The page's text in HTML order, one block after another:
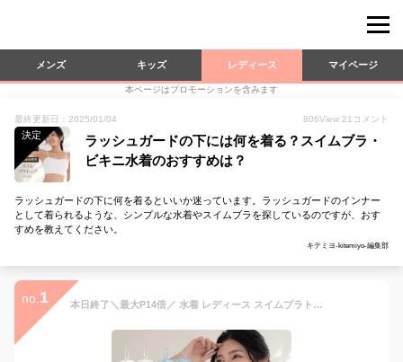
メンズ キッズ レディース マイページ
本ページはプロモーションを含みます
最終更新日：2025/01/04 806View 21 コメント
決定
ラッシュガードの下には何を着る？スイムブラ・
ビキニ水着のおすすめは？
ラッシュガードの下に何を着るといいか迷っています。ラッシュガードのインナー
として着られるような、シンプルな水着やスイムブラを探しているのですが、おす
すめを教えてください。
キテミヨ-kitemiyo-編集部
no. 1 本日終了＼最大P14倍／ 水着 レディース スイムブラトップ【単品】 【自由の水着】パッド入り セパレート シンプル 産前産後兼用 マタニティ ビキニ スイムブラ ブラトップ 肩紐調節 取り外し可能パッド マタニティ水着 スイミング ヨガ スポーツ マタニティブラ [M便 3/6]